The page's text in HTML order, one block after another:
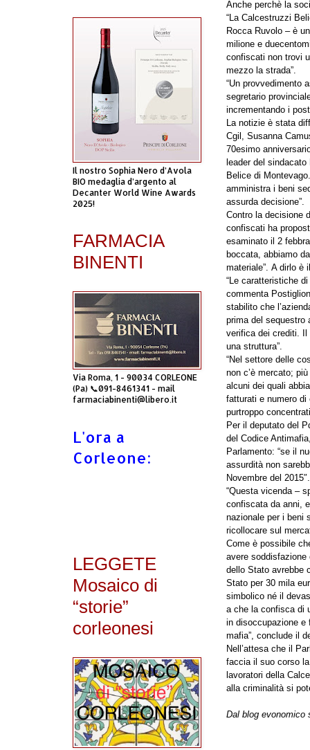
Anche perchè la
“La Calcestruzzi
Rocca Ruvolo – è
milione e
confiscati non trovi
mezzo la strada”.
“Un provvedimento
segretario
incrementando i
La notizie è stata
Cgil, Susanna
70esimo
leader del
Belice di Montevago.
amministra i beni
assurda decisione”.
Contro la decisione
confiscati ha
esaminato il 2
boccata, abbiamo
materiale”. A dirlo è il
“Le caratteristiche
commenta
stabilito che
prima del sequestro
verifica dei crediti. Il
una struttura”.
“Nel settore delle
non c’è mercato;
alcuni dei quali
fatturati e numero
purtroppo
Per il deputato del
del Codice Antimafia
Parlamento: “se il
assurdità non
Novembre del 2015″.
“Questa vicenda –
confiscata da anni,
nazionale per i beni
ricollocare sul
Come è possibile
avere soddisfazione
dello Stato avrebbe
Stato per 30 mila
simbolico né il
a che la confisca di
in disoccupazione e
mafia”, conclude il
Nell’attesa che il
faccia il suo corso
lavoratori della
alla criminalità si
Dal blog evonomico
Il nostro Sophia Nero d’Avola
BIO medaglia d’argento al
Decanter World Wine Awards
2025!
FARMACIA
BINENTI
Via Roma, 1 - 90034 CORLEONE
(Pa) 📞091-8461341 - mail
farmaciabinenti@libero.it
L'ora a
Corleone:
LEGGETE
Mosaico di
“storie”
corleonesi